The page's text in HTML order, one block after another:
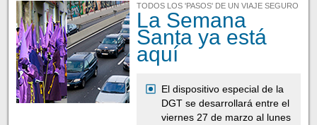
TODOS LOS 'PASOS' DE UN VIAJE SEGURO
La Semana
Santa ya está
aquí
El dispositivo especial de la
DGT se desarrollará entre el
viernes 27 de marzo al lunes